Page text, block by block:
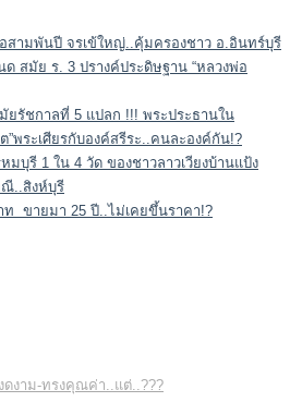
สามพันปี จรเข้ใหญ่..คุ้มครองชาว อ.อินทร์บุรี
สมัย ร. 3 ปรางค์ประดิษฐาน “หลวงพ่อ
ยรัชกาลที่ 5 แปลก !!! พระประธานใน
พระเศียรกับองค์สรีระ..คนละองค์กัน!?
บุรี 1 ใน 4 วัด ของชาวลาวเวียงบ้านแป้ง
ณี..สิงห์บุรี
ท ขายมา 25 ปี..ไม่เคยขึ้นราคา!?
ดงาม-ทรงคุณค่า..แต่..???